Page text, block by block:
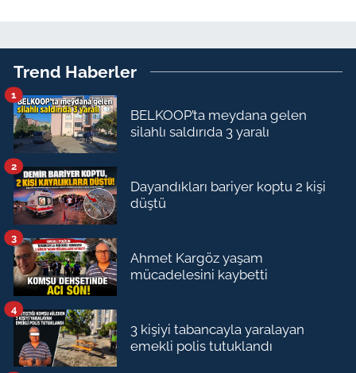
Trend Haberler
BELKOOP’ta meydana gelen
silahlı saldırıda 3 yaralı
1
Dayandıkları bariyer koptu 2 kişi
düştü
2
Ahmet Kargöz yaşam
mücadelesini kaybetti
3
3 kişiyi tabancayla yaralayan
emekli polis tutuklandı
4